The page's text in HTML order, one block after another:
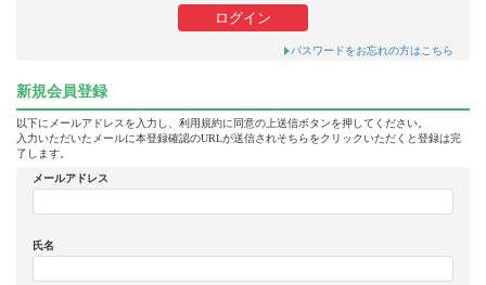
パスワードをお忘れの方はこちら
新規会員登録
以下にメールアドレスを入力し、利用規約に同意の上送信ボタンを押してください。
入力いただいたメールに本登録確認のURLが送信されそちらをクリックいただくと登録は完
了します。
メールアドレス
氏名